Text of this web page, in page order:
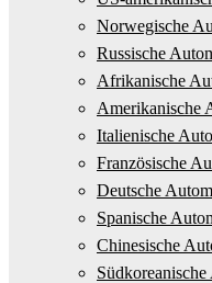
Norwegische
Russische
Afrikanische
Amerikanische
Italienische
Französische
Deutsche
Spanische
Chinesische